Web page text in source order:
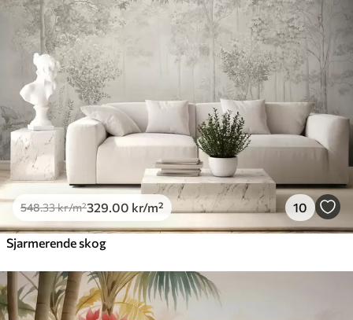
665.00399.00 kr/m²
Premium vinyl
650.00 390.00 kr
Peel and Stick
925 .00 .00
548.33kr/m²329 .00 kr/m² 10
Sjarmerende skog